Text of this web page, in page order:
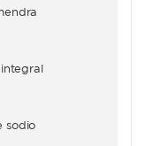
sodio